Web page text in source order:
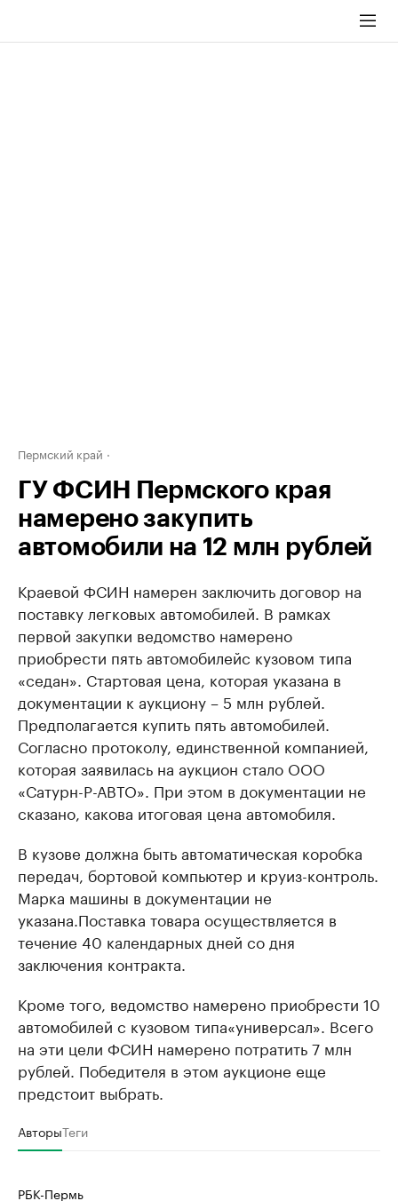
Пермский край
ГУ ФСИН Пермского края
намерено закупить
автомобили на 12 млн рублей
Краевой ФСИН намерен заключить договор на
поставку легковых автомобилей. В рамках
первой закупки ведомство намерено
приобрести пять автомобилейс кузовом типа
«седан». Стартовая цена, которая указана в
документации к аукциону – 5 млн рублей.
Предполагается купить пять автомобилей.
Согласно протоколу, единственной компанией,
которая заявилась на аукцион стало ООО
«Сатурн-Р-АВТО». При этом в документации не
сказано, какова итоговая цена автомобиля.
В кузове должна быть автоматическая коробка
передач, бортовой компьютер и круиз-контроль.
Марка машины в документации не
указана. Поставка товара осуществляется в
течение 40 календарных дней со дня
заключения контракта.
Кроме того, ведомство намерено приобрести 10
автомобилей с кузовом типа«универсал». Всего
на эти цели ФСИН намерено потратить 7 млн
рублей. Победителя в этом аукционе еще
предстоит выбрать.
АвторыТеги
РБК-Пермь